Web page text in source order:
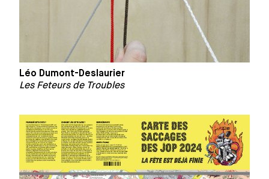
Léo Dumont-Deslaurier
Les Feteurs de Troubles